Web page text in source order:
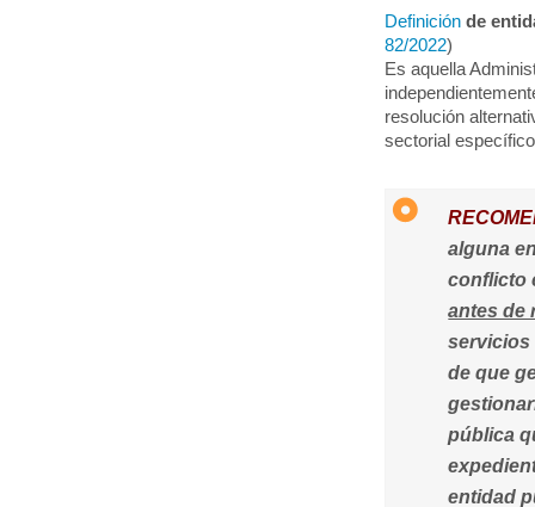
Definición de
82/2022)
Es aquella
resolución
sectorial
alguna
conflicto
antes de
servicios
de que
pública
entidad